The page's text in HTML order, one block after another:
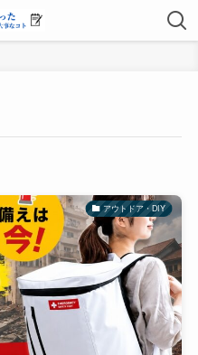
アウトドア・DIY